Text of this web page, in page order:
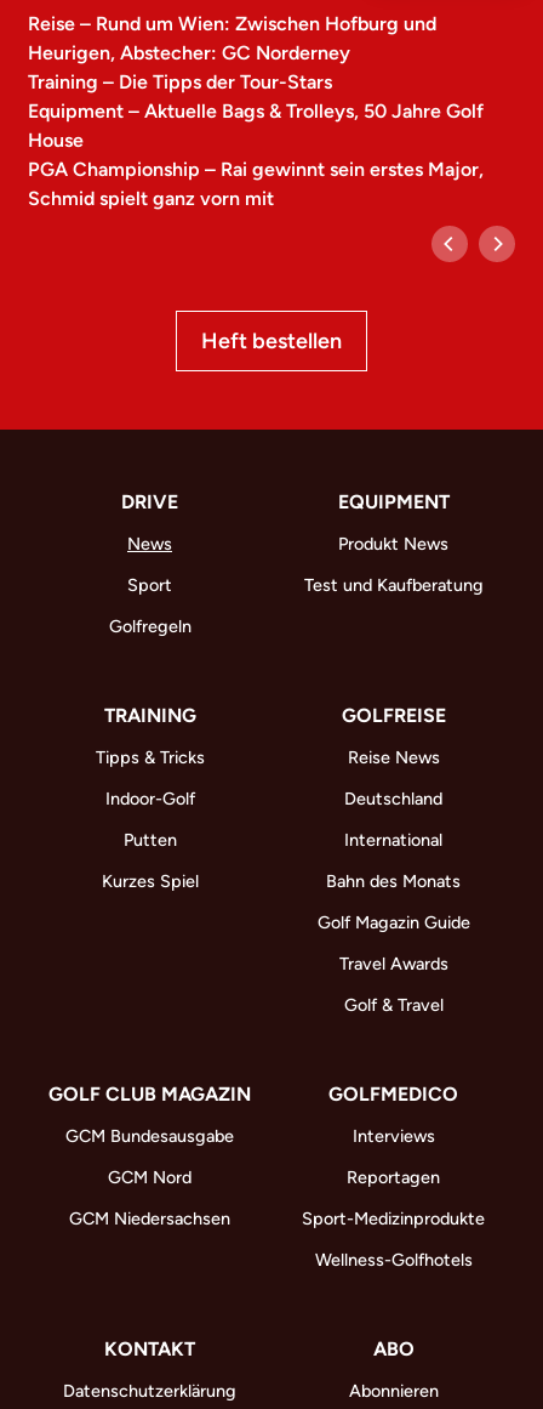
Reise – Rund um Wien: Zwischen Hofburg und
Heurigen, Abstecher: GC Norderney
Training – Die Tipps der Tour-Stars
Equipment – Aktuelle Bags & Trolleys, 50 Jahre Golf
House
PGA Championship – Rai gewinnt sein erstes Major,
Schmid spielt ganz vorn mit
Heft bestellen
DRIVE
News
Sport
Golfregeln
EQUIPMENT
Produkt News
Test und Kaufberatung
TRAINING
Tipps & Tricks
Indoor-Golf
Putten
Kurzes Spiel
GOLFREISE
Reise News
Deutschland
International
Bahn des Monats
Golf Magazin Guide
Travel Awards
Golf & Travel
GOLF CLUB MAGAZIN
GCM Bundesausgabe
GCM Nord
GCM Niedersachsen
GOLFMEDICO
Interviews
Reportagen
Sport-Medizinprodukte
Wellness-Golfhotels
KONTAKT
Datenschutzerklärung
ABO
Abonnieren